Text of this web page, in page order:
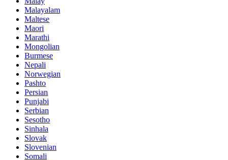
Malayalam
Maltese
Maori
Marathi
Mongolian
Burmese
Nepali
Norwegian
Pashto
Persian
Punjabi
Serbian
Sesotho
Sinhala
Slovak
Slovenian
Somali